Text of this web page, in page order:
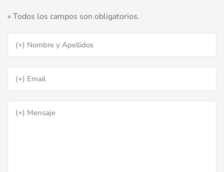
» Todos los campos son obligatorios.